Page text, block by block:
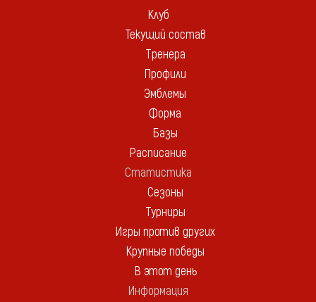
Клуб
Текущий состав
Тренера
Профили
Эмблемы
Форма
Базы
Расписание
Статистика
Сезоны
Турниры
Игры против других
Крупные победы
В этот день
Информация